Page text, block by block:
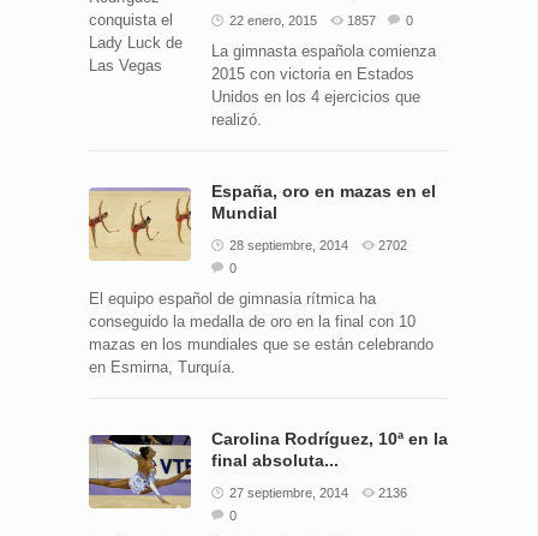
22 enero, 2015 1857 0
La gimnasta española comienza
2015 con victoria en Estados
Unidos en los 4 ejercicios que
realizó.
España, oro en mazas en el
Mundial
28 septiembre, 2014
2702
0
El equipo español de gimnasia rítmica ha
conseguido la medalla de oro en la final con 10
mazas en los mundiales que se están celebrando
en Esmirna, Turquía.
Carolina Rodríguez, 10ª en la
final absoluta...
27 septiembre, 2014
2136
0